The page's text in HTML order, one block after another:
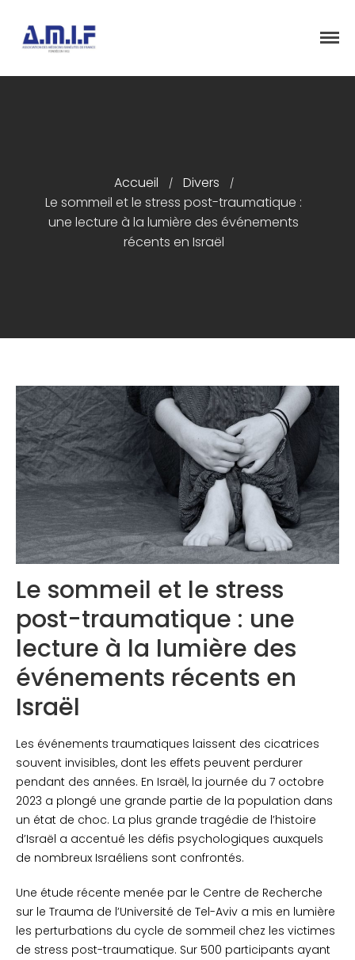
Présentation
Articles
Événements
Congrès 2018
Congrès 2020
Accueil / Divers /
Le sommeil et le stress post-traumatique :
une lecture à la lumière des événements
récents en Israël
Le sommeil et le stress
post-traumatique : une
lecture à la lumière des
événements récents en
Israël
Les événements traumatiques laissent des cicatrices
souvent invisibles, dont les effets peuvent perdurer
pendant des années. En Israël, la journée du 7 octobre
2023 a plongé une grande partie de la population dans
un état de choc. La plus grande tragédie de l’histoire
d’Israël a accentué les défis psychologiques auxquels
de nombreux Israéliens sont confrontés.
Une étude récente menée par le Centre de Recherche
sur le Trauma de l’Université de Tel-Aviv a mis en lumière
les perturbations du cycle de sommeil chez les victimes
de stress post-traumatique. Sur 500 participants ayant